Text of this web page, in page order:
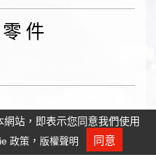
件
募
站，即表示您同意我們使用
政策 ， 版權聲明 同意